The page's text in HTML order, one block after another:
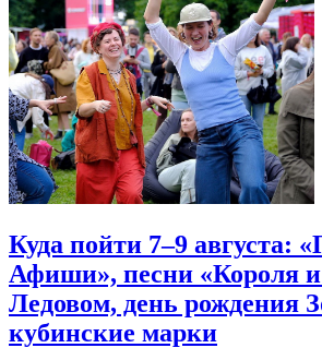
Куда пойти 7–9 августа:
Афиши», песни «Короля
Ледовом, день рождения
кубинские марки